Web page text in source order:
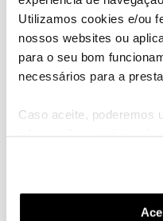
Utilizamos cookies e/ou
nossos websites ou
para o seu bom
necessários para a
Caso aceite, poderemos
funcionalidades
funcionalidade) e
(cookies de publicidade
Descubra as